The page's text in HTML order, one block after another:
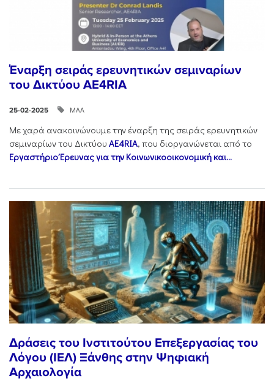
Έναρξη σειράς ερευνητικών σεμιναρίων
του Δικτύου AE4RIA
25-02-2025 ΜΑΑ
Με χαρά ανακοινώνουμε την έναρξη της σειράς ερευνητικών
σεμιναρίων του Δικτύου AE4RIA, που διοργανώνεται από το
Εργαστήριο Έρευνας για την Κοινωνικοοικονομική και...
Δράσεις του Ινστιτούτου Επεξεργασίας του
Λόγου (ΙΕΛ) Ξάνθης στην Ψηφιακή
Αρχαιολογία